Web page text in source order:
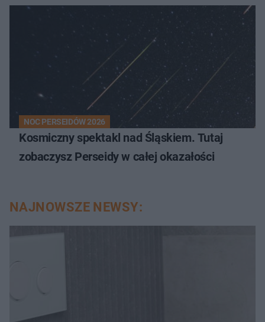
NOC PERSEIDÓW 2026
Kosmiczny spektakl nad Śląskiem. Tutaj
zobaczysz Perseidy w całej okazałości
NAJNOWSZE NEWSY: